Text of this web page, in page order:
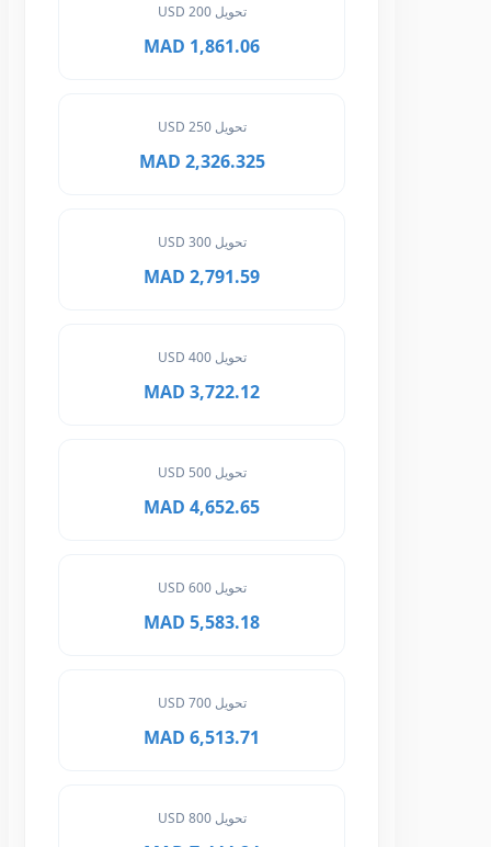
تحويل 200 USD
1,861.06 MAD
تحويل 250 USD
2,326.325 MAD
تحويل 300 USD
2,791.59 MAD
تحويل 400 USD
3,722.12 MAD
تحويل 500 USD
4,652.65 MAD
تحويل 600 USD
5,583.18 MAD
تحويل 700 USD
6,513.71 MAD
تحويل 800 USD